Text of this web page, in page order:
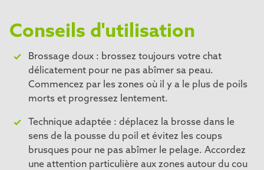
Conseils d'utilisation
Brossage doux : brossez toujours votre chat
délicatement pour ne pas abîmer sa peau.
Commencez par les zones où il y a le plus de poils
morts et progressez lentement.
Technique adaptée : déplacez la brosse dans le
sens de la pousse du poil et évitez les coups
brusques pour ne pas abîmer le pelage. Accordez
une attention particulière aux zones autour du cou